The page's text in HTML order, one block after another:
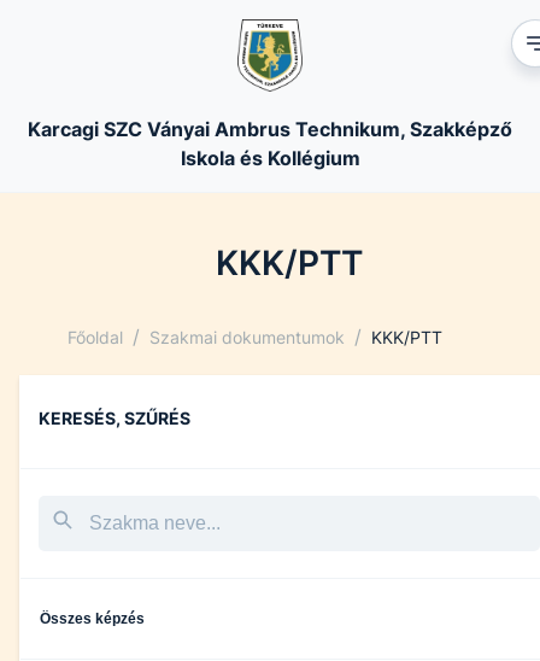
Karcagi SZC Ványai Ambrus Technikum, Szakképző
Iskola és Kollégium
KKK/PTT
Főoldal / Szakmai dokumentumok / KKK/PTT
KERESÉS, SZŰRÉS
Összes képzés